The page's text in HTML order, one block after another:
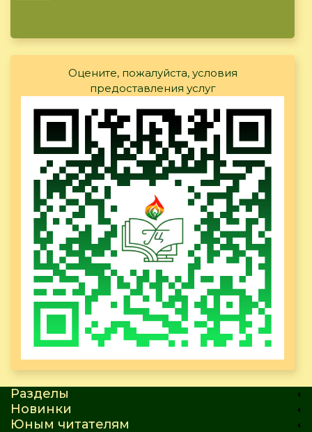
Оцените, пожалуйста, условия
предоставления услуг
Разделы
Новинки
Юным читателям